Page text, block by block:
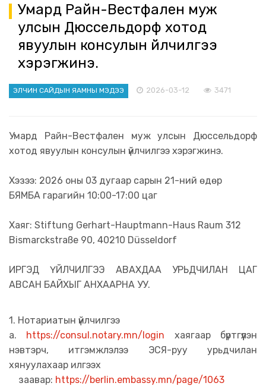
Умард Райн-Вестфален муж
улсын Дюссельдорф хотод
явуулын консулын үйлчилгээ
хэрэгжинэ.
ЭЛЧИН САЙДЫН ЯАМНЫ МЭДЭЭ 2026-03-12 3471
Умард Райн-Вестфален муж улсын Дюссельдорф
хотод явуулын консулын үйлчилгээ хэрэгжинэ.
Хэзээ: 2026 оны 03 дугаар сарын 21-ний өдөр
БЯМБА гарагийн 10:00-17:00 цаг
Хаяг: Stiftung Gerhart-Hauptmann-Haus Raum 312
Bismarckstraße 9 0, 40210 Düsseldorf
ИРГЭД ҮЙЛЧИЛГЭЭ АВАХДАА УРЬДЧИЛАН ЦАГ
АВСАН БАЙХЫГ АНХААРНА УУ.
1. Нотариатын үйлчилгээ
а. https://consul.notary.mn/login хаягаар бүртгүүлэн
нэвтэрч, итгэмжлэлээ ЭСЯ-руу урьдчилан
хянуулахаар илгээх
заавар: https://berlin.embassy.mn/page/1063